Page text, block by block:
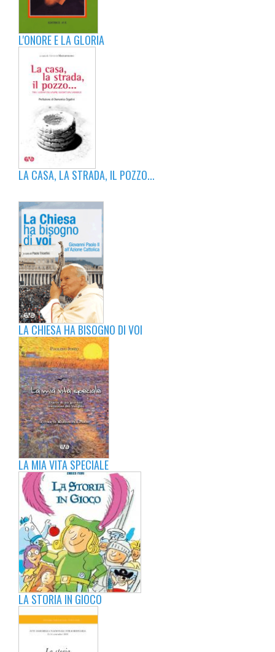
L'ONORE E LA GLORIA
LA CASA, LA STRADA, IL POZZO...
LA CHIESA HA BISOGNO DI VOI
LA MIA VITA SPECIALE
LA STORIA IN GIOCO